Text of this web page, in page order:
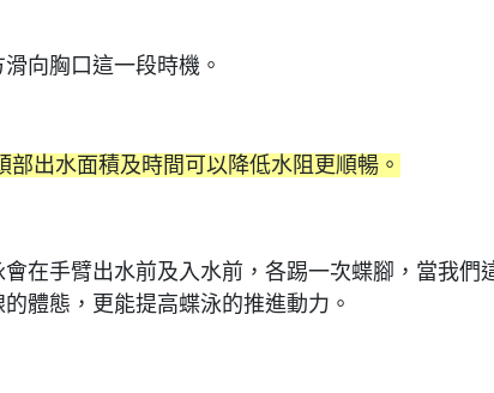
向胸口這一段時機。
出水面積及時間可以降低水阻更順暢。
在手臂出水前及入水前，各踢一次蝶腳，當我們
體態，更能提高蝶泳的推進動力。